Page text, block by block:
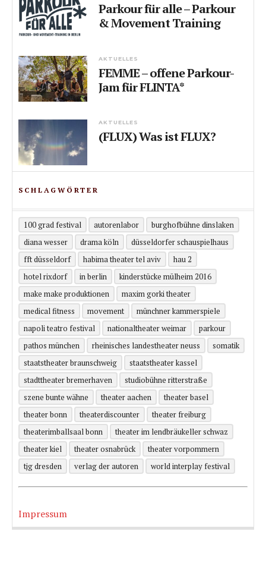
Parkour für alle – Parkour
& Movement Training
AKTUELLES
FEMME – offene Parkour-
Jam für FLINTA*
AKTUELLES
(FLUX) Was ist FLUX?
SCHLAGWÖRTER
100 grad festival autorenlabor
burghofbühne dinslaken
diana wesser
drama köln
düsseldorfer schauspielhaus
fft düsseldorf
habima theater tel aviv
hau 2
hotel rixdorf
in berlin
kinderstücke mülheim 2016
make make produktionen
maxim gorki theater
medical fitness
movement
münchner kammerspiele
napoli teatro festival
nationaltheater weimar
parkour
pathos münchen
rheinisches landestheater neuss
somatik
staatstheater braunschweig
staatstheater kassel
stadttheater bremerhaven
studiobühne ritterstraße
szene bunte wähne
theater aachen
theater basel
theater bonn
theaterdiscounter
theater freiburg
theaterimballsaal bonn
theater im lendbräukeller schwaz
theater kiel
theater osnabrück
theater vorpommern
tjg dresden
verlag der autoren world interplay festival
Impressum